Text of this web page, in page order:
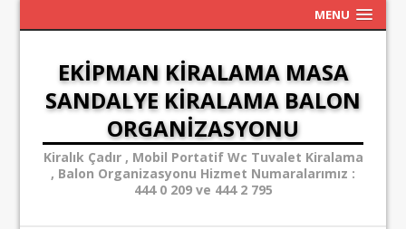
MENU
EKIPMAN KIRALAMA MASA
SANDALYE KIRALAMA BALON
ORGANIZASYONU
Kiralık Çadır , Mobil Portatif Wc Tuvalet Kiralama
, Balon Organizasyonu Hizmet Numaralarımız :
444 0 209 ve 444 2 795